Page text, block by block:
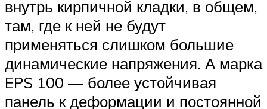
внутрь кирпичной кладки, в общем,
там, где к ней не будут
применяться слишком большие
динамические напряжения. А марка
EPS 100 — более устойчивая
панель к деформации и постоянной